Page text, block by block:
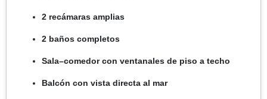
2 recámaras amplias
2 baños completos
Sala–comedor con ventanales de piso a techo
Balcón con vista directa al mar